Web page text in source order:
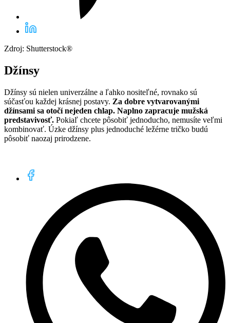
Zdroj: Shutterstock®
Džínsy
Džínsy sú nielen univerzálne a ľahko nositeľné, rovnako sú
súčasťou každej krásnej postavy. Za dobre vytvarovanými
džínsami sa otočí nejeden chlap. Naplno zapracuje mužská
predstavivosť. Pokiaľ chcete pôsobiť jednoducho, nemusíte veľmi
kombinovať. Úzke džínsy plus jednoduché ležérne tričko budú
pôsobiť naozaj prirodzene.